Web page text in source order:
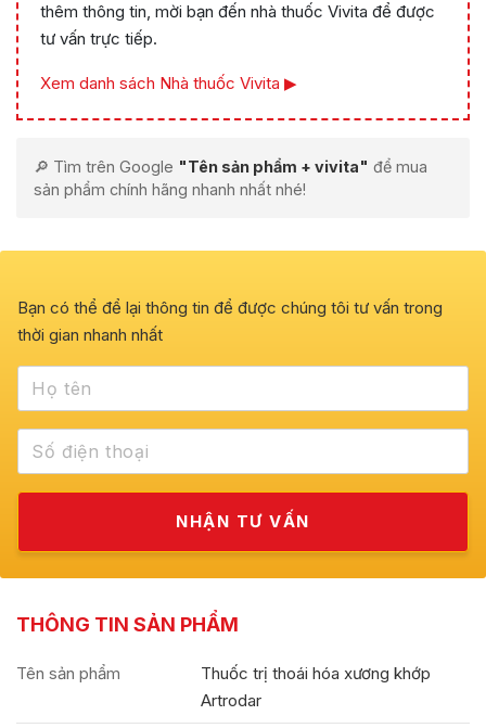
thêm thông tin, mời bạn đến nhà thuốc Vivita để được
tư vấn trực tiếp.
Xem danh sách Nhà thuốc Vivita ▶
🔎 Tìm trên Google "Tên sản phẩm + vivita" để mua
sản phẩm chính hãng nhanh nhất nhé!
Bạn có thể để lại thông tin để được chúng tôi tư vấn trong
thời gian nhanh nhất
THÔNG TIN SẢN PHẨM
Tên sản phẩm
Thuốc trị thoái hóa xương khớp
Artrodar